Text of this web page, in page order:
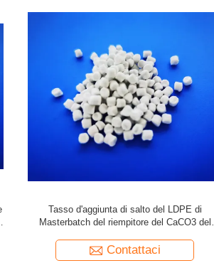
Masterbatch alto Rate White Pellet d'aggiunta
del carbonato di calcio del riempitore dei pp
Contattaci